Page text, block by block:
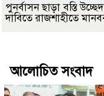
পুনর্বাসন ছাড়া বস্তি
দাবিতে রাজশাহীতে
আলোচিত সংবাদ